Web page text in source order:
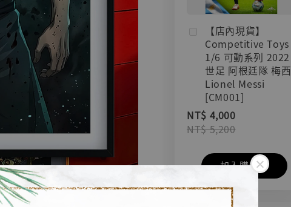
【店內現貨】
Competitive Toys
1/6 可動系列 2022
世足 阿根廷隊 梅西
Lionel Messi
[CM001]
NT$ 4,000
NT$ 5,200
加入購物車